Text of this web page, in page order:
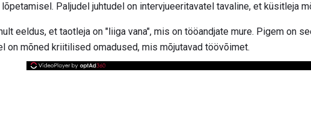
Paljudel juhtudel on intervjueeritavatel tavaline, et küsitleja
eeldus, et taotleja on "liiga vana", mis on tööandjate mure. Pigem on
on mõned kriitilised omadused, mis mõjutavad töövõimet.